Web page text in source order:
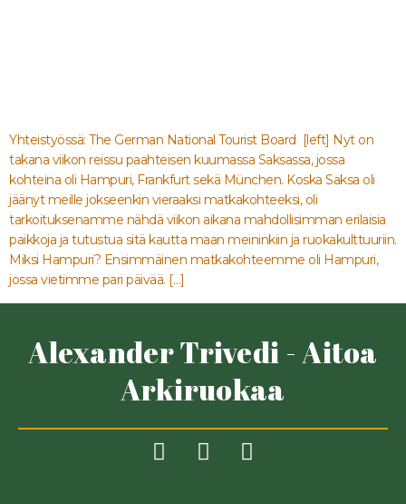
Yhteistyössä: The German National Tourist Board [left] Nyt on
takana viikon reissu paahteisen kuumassa Saksassa, jossa
kohteina oli Hampuri, Frankfurt sekä München. Koska Saksa oli
jäänyt meille jokseenkin vieraaksi matkakohteeksi, oli
tarkoituksenamme nähdä viikon aikana mahdollisimman erilaisia
paikkoja ja tutustua sitä kautta maan meininkiin ja ruokakulttuuriin.
Miksi Hampuri? Ensimmäinen matkakohteemme oli Hampuri,
jossa vietimme pari päivää. […]
Alexander Trivedi - Aitoa
Arkiruokaa